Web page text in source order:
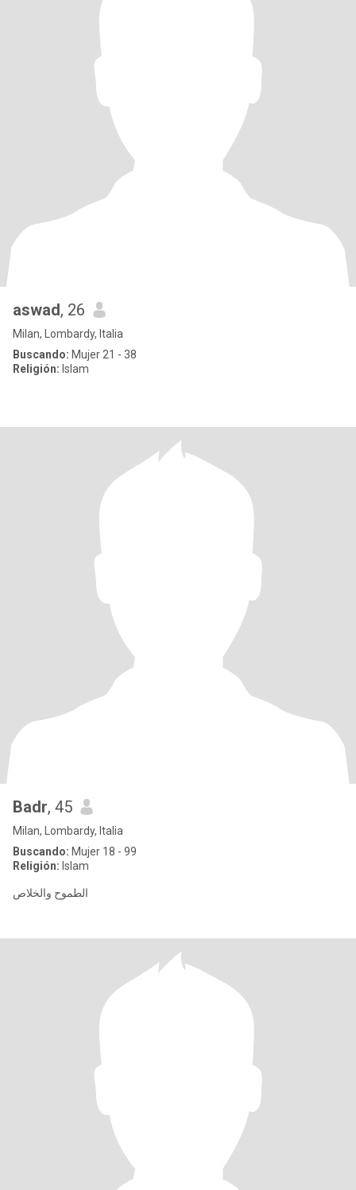
aswad, 26
Milan, Lombardy, Italia
Buscando: Mujer 21 - 38
Religión: Islam
Badr, 45
Milan, Lombardy, Italia
Buscando: Mujer 18 - 99
Religión: Islam
الطموح والخلاص